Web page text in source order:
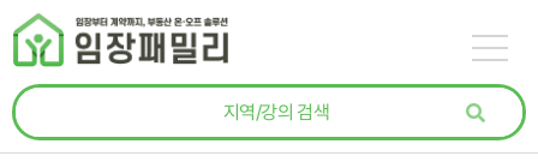
콘텐츠로
건너뛰기